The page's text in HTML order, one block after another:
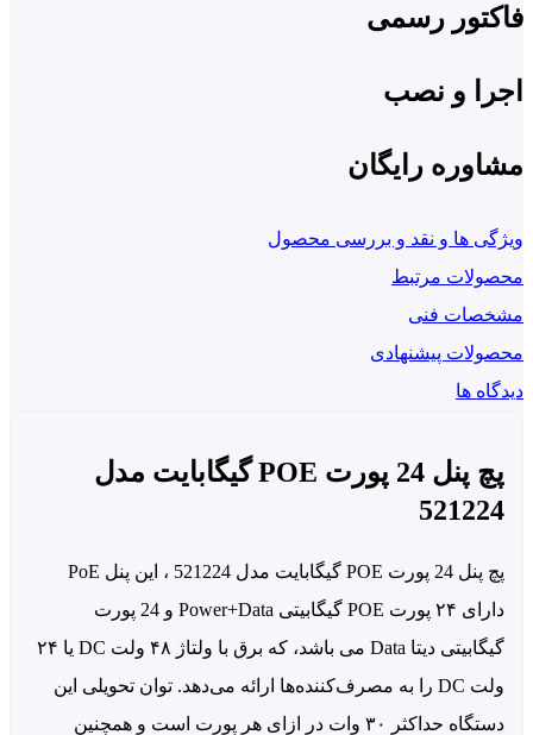
رسمی
و نصب
رایگان
ها و نقد و بررسی محصول
مرتبط
فنی
پیشنهادی
ها
پچ پنل 24 پورت POE گیگابایت مدل
پچ پنل 24 پورت POE گیگابایت مدل 521224 ، این پنل PoE
دارای ۲۴ پورت POE گیگابیتی Power+Data و 24 پورت
گیگابیتی دیتا Data می باشد، که برق با ولتاژ ۴۸ ولت DC یا ۲۴
ولت DC را به مصرف‌کننده‌ها ارائه می‌دهد. توان تحویلی این
دستگاه حداکثر ۳۰ وات در ازای هر پورت است و همچنین